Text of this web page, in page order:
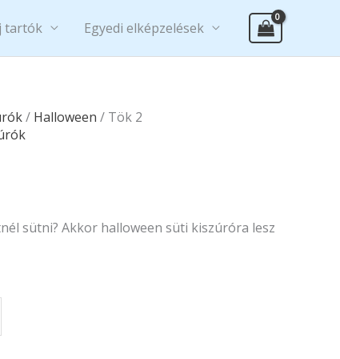
tartók Egyedi elképzelések
/ Halloween / Tök 2
sütni? Akkor halloween süti kiszúróra lesz